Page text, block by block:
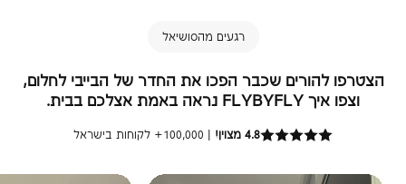
רגעים מהסושיאל
הצטרפו להורים שכבר הפכו את החדר של הבייבי לחלום,
וצפו איך FLYBYFLY נראה באמת אצלכם בבית.
4.8 מצוין!